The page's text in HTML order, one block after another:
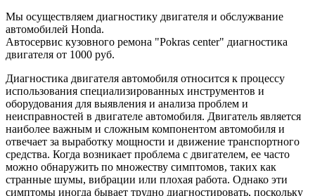
Мы осуществляем диагностику двигателя и обслужвание
автомобилей Honda.
Автосервис кузовного ремона "Pokras center" диагностика
двигателя от 1000 руб.
Диагностика двигателя автомобиля относится к процессу
использования специализированных инструментов и
оборудования для выявления и анализа проблем и
неисправностей в двигателе автомобиля. Двигатель является
наиболее важным и сложным компонентом автомобиля и
отвечает за выработку мощности и движение транспортного
средства. Когда возникает проблема с двигателем, ее часто
можно обнаружить по множеству симптомов, таких как
странные шумы, вибрации или плохая работа. Однако эти
симптомы иногда бывает трудно диагностировать, поскольку